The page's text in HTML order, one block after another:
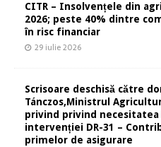
CITR – Insolvențele din
2026; peste 40% dintre
în risc financiar
29 iulie 2026
Scrisoare deschisă către
Tánczos,Ministrul
privind privind necesitatea
intervenției DR-31 –
primelor de asigurare